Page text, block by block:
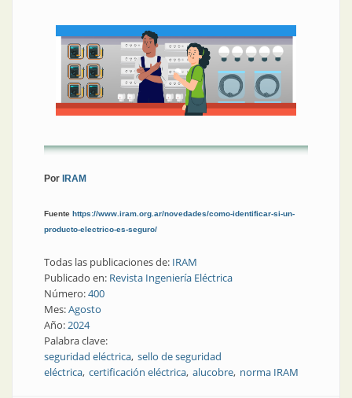
Por IRAM
Fuente https://www.iram.org.ar/novedades/como-identificar-si-un-
producto-electrico-es-seguro/
Todas las publicaciones de: IRAM
Publicado en: Revista Ingeniería Eléctrica
Número:400
Mes:Agosto
Año:2024
Palabra clave:
seguridad eléctrica sello de seguridad
eléctrica certificación eléctrica alucobre norma IRAM